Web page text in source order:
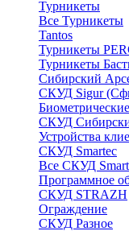
Турникеты
Все Турникеты
Tantos
Турникеты
Турникеты
Сибирский
СКУД Sigur
СКУД
Устройства
СКУД Smartec
Все СКУД
Программное
СКУД STRAZH
Ограждение
СКУД Разное